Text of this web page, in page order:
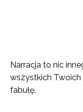
Narracja to nic
wszystkich
fabułę.